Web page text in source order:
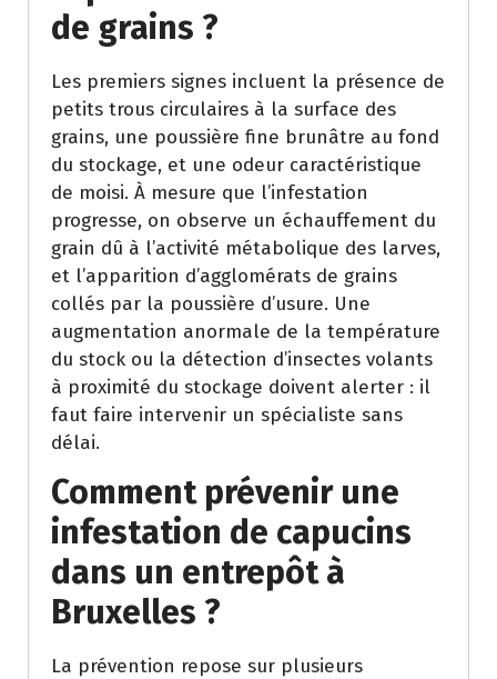
de grains ?
Les premiers signes incluent la présence de
petits trous circulaires à la surface des
grains, une poussière fine brunâtre au fond
du stockage, et une odeur caractéristique
de moisi. À mesure que l’infestation
progresse, on observe un échauffement du
grain dû à l’activité métabolique des larves,
et l’apparition d’agglomérats de grains
collés par la poussière d’usure. Une
augmentation anormale de la température
du stock ou la détection d’insectes volants
à proximité du stockage doivent alerter : il
faut faire intervenir un spécialiste sans
délai.
Comment prévenir une
infestation de capucins
dans un entrepôt à
Bruxelles ?
La prévention repose sur plusieurs